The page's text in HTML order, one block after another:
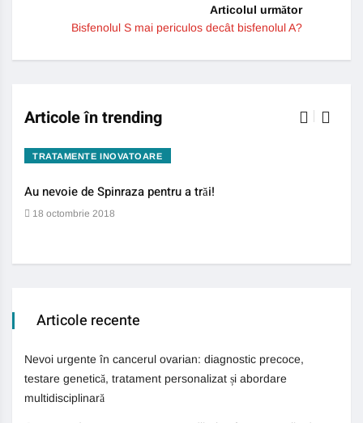
Articolul următor
Bisfenolul S mai periculos decât bisfenolul A?
Articole în trending
TRATAMENTE INOVATOARE
Au nevoie de Spinraza pentru a trăi!
18 octombrie 2018
Articole recente
Nevoi urgente în cancerul ovarian: diagnostic precoce,
testare genetică, tratament personalizat și abordare
multidisciplinară